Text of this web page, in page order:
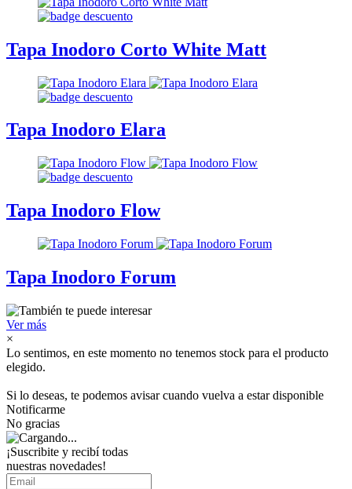
Tapa Inodoro Corto White Matt
Tapa Inodoro Elara
Tapa Inodoro Flow
Tapa Inodoro Forum
Ver más
×
Lo sentimos, en este momento no tenemos stock para el producto
elegido.
Si lo deseas, te podemos avisar cuando vuelva a estar disponible
Notificarme
No gracias
¡Suscribite y recibí todas
nuestras novedades!